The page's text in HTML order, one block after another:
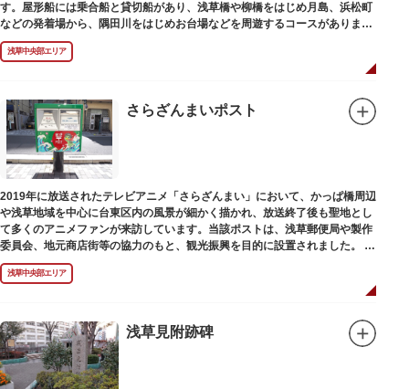
す。屋形船には乗合船と貸切船があり、浅草橋や柳橋をはじめ月島、浜松町
などの発着場から、隅田川をはじめお台場などを周遊するコースがありま
す。
浅草中央部エリア
さらざんまいポスト
2019年に放送されたテレビアニメ「さらざんまい」において、かっぱ橋周辺
や浅草地域を中心に台東区内の風景が細かく描かれ、放送終了後も聖地とし
て多くのアニメファンが来訪しています。当該ポストは、浅草郵便局や製作
委員会、地元商店街等の協力のもと、観光振興を目的に設置されました。
<「さらざんまい」監督の幾原邦彦氏のコメント>
「実在する風景を舞台として制作したキャラクターたちが、このような形で
地域の方々にも受け入れていただけて大変嬉しいです。聖地巡礼のシンボル
設置年月日:令和3年3月10日
浅草中央部エリア
浅草見附跡碑